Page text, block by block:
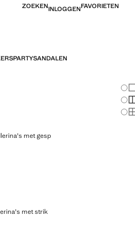
ZOEKENINLOGGENFAVORIETEN
PARTYSANDALEN
met gesp
MET GESP
[€ 69,99 ]
met strikMET STRIK
[€ 59,99 ]